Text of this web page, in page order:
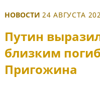
НОВОСТИ 24 АВГУСТА
Путин
близким
Пригожина